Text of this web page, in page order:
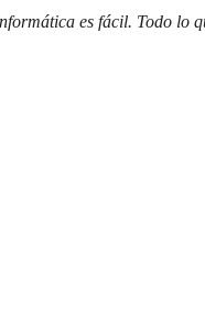
es fácil. Todo lo